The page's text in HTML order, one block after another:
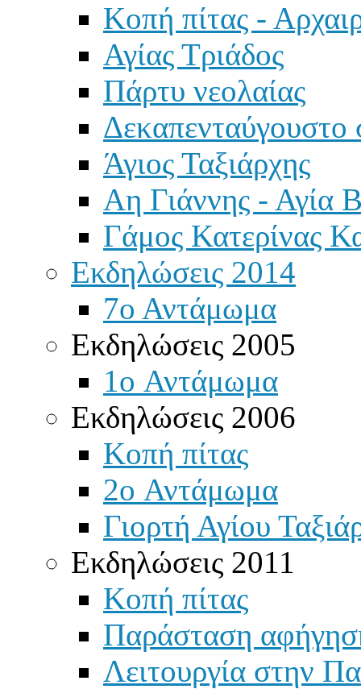
Κοπή πίτας -
Αγίας Τριάδος
Πάρτυ νεολαίας
Δεκαπενταύγουστο
Άγιος Ταξιάρχης
Αη Γιάννης - Αγία
Γάμος Κατερίνας
Εκδηλώσεις 2014
7ο Αντάμωμα
Εκδηλώσεις 2005
1o Αντάμωμα
Εκδηλώσεις 2006
Κοπή πίτας
2o Αντάμωμα
Γιορτή Αγίου
Εκδηλώσεις 2011
Κοπή πίτας
Παράσταση
Λειτουργία στην